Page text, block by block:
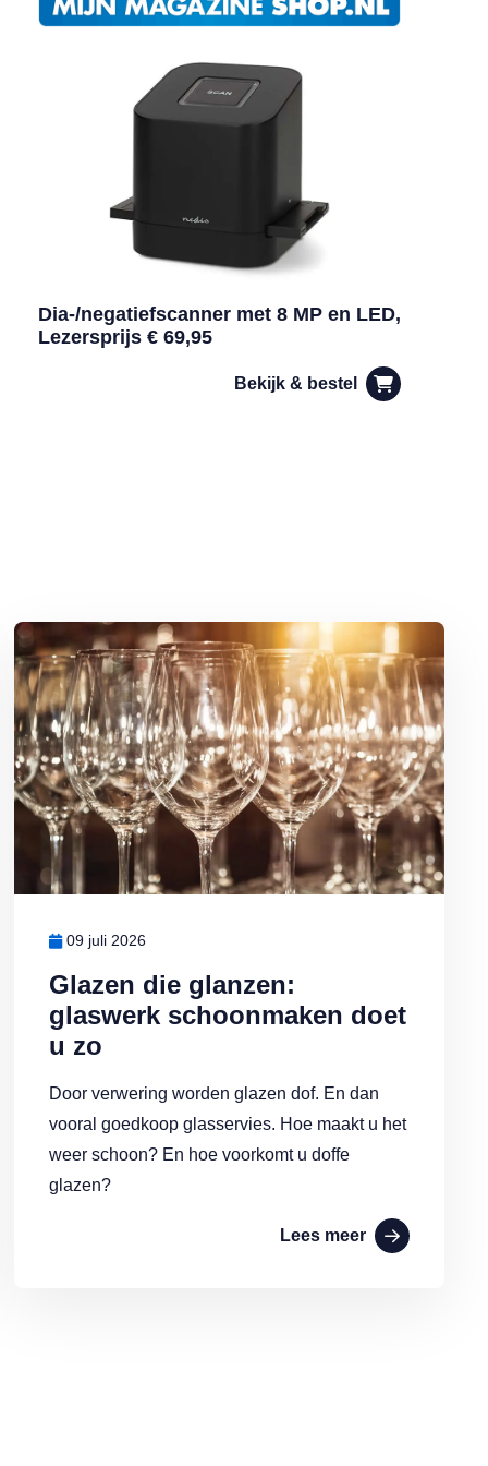
Dia-/negatiefscanner met 8 MP en LED,
Lezersprijs € 69,95
Bekijk & bestel
Glazen die glanzen:
glaswerk schoonmaken doet
u zo
09 juli 2026
Door verwering worden glazen dof. En dan
vooral goedkoop glasservies. Hoe maakt u het
weer schoon? En hoe voorkomt u doffe
glazen?
Lees meer
Lees meer over Glazen die glanzen: glaswerk schoonmaken doet u